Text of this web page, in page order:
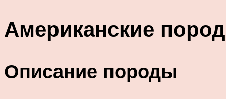
Американские
Описание породы